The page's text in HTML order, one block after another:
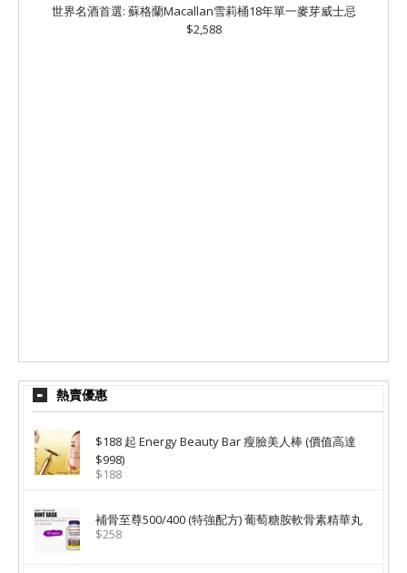
世界名酒首選: 蘇格蘭Macallan雪莉桶18年單一麥芽威士忌
$2,588
熱賣優惠
$188 起 Energy Beauty Bar 瘦臉美人棒 (價值高達
$998)
$188
補骨至尊500/400 (特強配方) 葡萄糖胺軟骨素精華丸
$258